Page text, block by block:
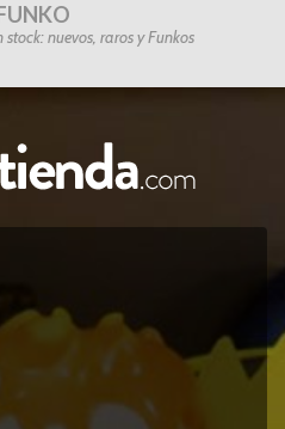
nuevos, raros y Funkos